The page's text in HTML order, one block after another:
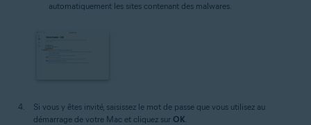
automatiquement les sites contenant des malwares.
Si vous y êtes invité, saisissez le mot de passe que vous utilisez au
démarrage de votre Mac et cliquez sur OK